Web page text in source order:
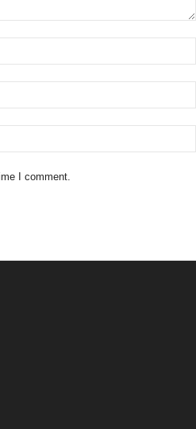
I comment.